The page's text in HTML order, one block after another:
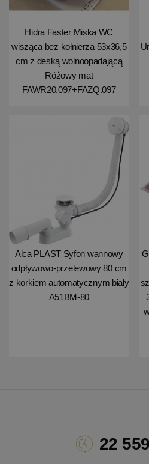
Hidra Faster Miska WC
wisząca bez kołnierza 53x36,5
cm z deską wolnoopadającą
Różowy mat
FAWR20.097+FAZQ.097
Alca PLAST Syfon wannowy
odpływowo-przelewowy 80 cm
z korkiem automatycznym biały
A51BM-80
22